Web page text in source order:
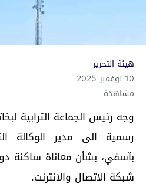
هيئة التحرير
10 نوفمبر 2025
مشاهدة
وجه رئيس الجماعة الترابية
رسمية الى مدير الوكالة
بآسفي، بشأن معاناة
شبكة الاتصال والانترنت.